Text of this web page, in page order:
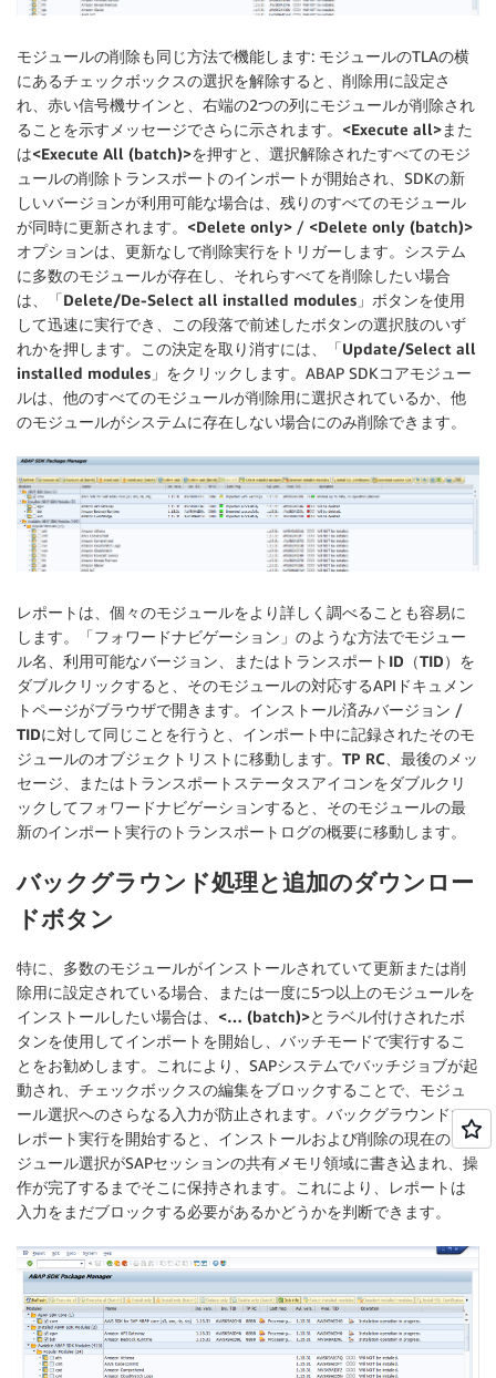
モジュールの削除も同じ方法で機能します: モジュールのTLAの横
にあるチェックボックスの選択を解除すると、削除用に設定さ
れ、赤い信号機サインと、右端の2つの列にモジュールが削除され
ることを示すメッセージでさらに示されます。 <Execute all>また
は<Execute All (batch)>を押すと、選択解除されたすべてのモジ
ュールの削除トランスポートのインポートが開始され、SDKの新
しいバージョンが利用可能な場合は、残りのすべてのモジュール
が同時に更新されます。 <Delete only> / <Delete only (batch)>
オプションは、更新なしで削除実行をトリガーします。システム
に多数のモジュールが存在し、それらすべてを削除したい場合
は、「Delete/De-Select all installed modules 」ボタンを使用
して迅速に実行でき、この段落で前述したボタンの選択肢のいず
れかを押します。この決定を取り消すには、「Update/Select all
installed modules 」をクリックします。ABAP SDKコアモジュー
ルは、他のすべてのモジュールが削除用に選択されているか、他
のモジュールがシステムに存在しない場合にのみ削除できます。
レポートは、個々のモジュールをより詳しく調べることも容易に
します。「フォワードナビゲーション」のような方法でモジュー
ル名
利用可能なバージョン 、または トランスポートID（TID） を
ダブルクリックすると、そのモジュールの対応するAPIドキュメン
トページがブラウザで開きます。 インストール済みバージョン /
TIDに対して同じことを行うと、インポート中に記録されたそのモ
ジュールのオブジェクトリストに移動します。 TP RC
最後のメッ
セージ 、または トランスポートステータスアイコンをダブルクリ
ックしてフォワードナビゲーションすると、そのモジュールの最
新のインポート実行のトランスポートログの概要に移動します。
バックグラウンド処理と追加のダウンロー
ドボタン
特に、多数のモジュールがインストールされていて更新または削
除用に設定されている場合、または一度に5つ以上のモジュールを
インストールしたい場合は、 <… (batch)>とラベル付けされたボ
タンを使用してインポートを開始し、バッチモードで実行するこ
とをお勧めします。これにより、SAPシステムでバッチジョブが起
動され、チェックボックスの編集をブロックすることで、モジュ
ール選択へのさらなる入力が防止されます。バックグラウンドで
レポート実行を開始すると、インストールおよび削除の現在のモ
ジュール選択がSAPセッションの共有メモリ領域に書き込まれ、操
作が完了するまでそこに保持されます。これにより、レポートは
入力をまだブロックする必要があるかどうかを判断できます。